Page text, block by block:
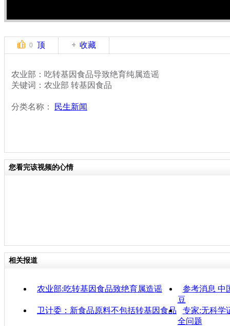
0 顶 收藏
农业部：吃转基因食品导致绝育纯属造谣
关键词：农业部 转基因食品
分类名称： 民生新闻
您看完该视频的心情
相关报道
农业部:吃转基因食品致绝育属造谣
参考消息 中
豆
卫计委：新食品原料不包括转基因食品
专家:无科学
全问题